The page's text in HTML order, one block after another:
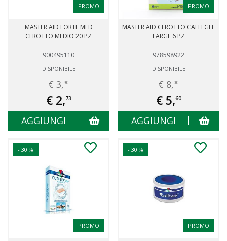
PROMO
MASTER AID FORTE MED
CEROTTO MEDIO 20 PZ
900495110
DISPONIBILE
€ 3,90
€ 2,73
AGGIUNGI
PROMO
MASTER AID CEROTTO CALLI GEL
LARGE 6 PZ
978598922
DISPONIBILE
€ 8,00
€ 5,60
AGGIUNGI
- 30 %
PROMO
- 30 %
PROMO